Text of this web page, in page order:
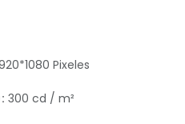
Pixeles
300 cd / m²